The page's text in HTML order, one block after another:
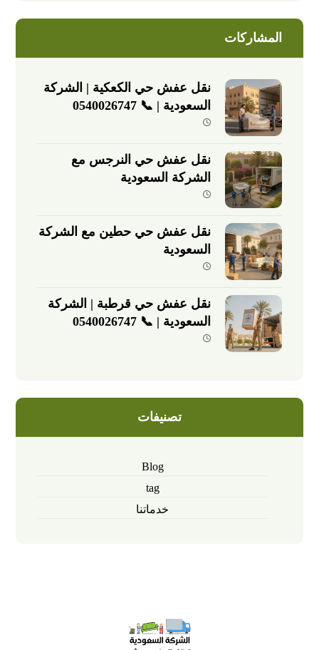
المشاركات
نقل عفش حي الكعكية | الشركة
السعودية | 📞 0540026747
نقل عفش حي النرجس مع
الشركة السعودية
نقل عفش حي حطين مع الشركة
السعودية
نقل عفش حي قرطبة | الشركة
السعودية | 📞 0540026747
تصنيفات
Blog
tag
خدماتنا